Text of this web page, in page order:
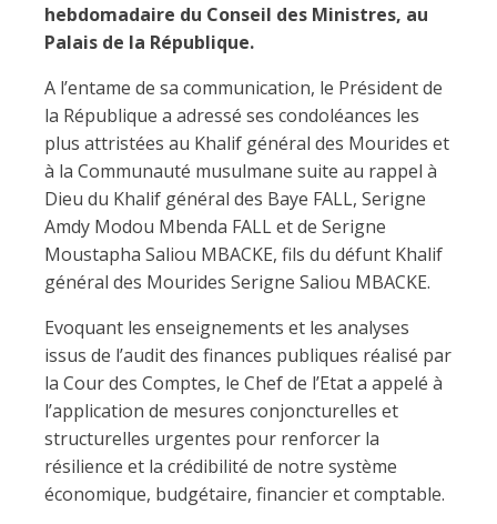
hebdomadaire du Conseil des Ministres, au
Palais de la République.
A l’entame de sa communication, le Président de
la République a adressé ses condoléances les
plus attristées au Khalif général des Mourides et
à la Communauté musulmane suite au rappel à
Dieu du Khalif général des Baye FALL, Serigne
Amdy Modou Mbenda FALL et de Serigne
Moustapha Saliou MBACKE, fils du défunt Khalif
général des Mourides Serigne Saliou MBACKE.
Evoquant les enseignements et les analyses
issus de l’audit des finances publiques réalisé par
la Cour des Comptes, le Chef de l’Etat a appelé à
l’application de mesures conjoncturelles et
structurelles urgentes pour renforcer la
résilience et la crédibilité de notre système
économique, budgétaire, financier et comptable.